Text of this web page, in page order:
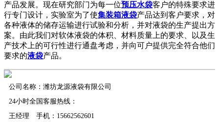
产品发展。现在研究部门为每一位预压水袋客户的特殊要求进
行专门设计，实验室为了使集装箱液袋产品达到客户要求，对
各种液体的储存运输进行试验和分析，并对液袋的生产提出方
案。由此我们对软体液袋的体积、材料质量上的要求、以及生
产技术上的可行性进行通盘考虑，并向可户提供完全符合他们
要求的液袋产品。
公司名称：潍坊龙源液袋有限公司
24小时全国客服热线：
王经理 手机：15662562601